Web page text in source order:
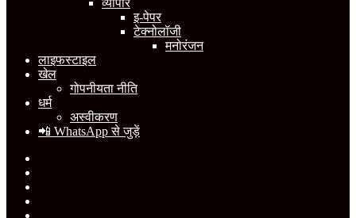
व्यापार
इ-पेपर
टेक्नोलॉजी
मनोरंजन
लाइफस्टाइल
खेल
गोपनीयता नीति
धर्म
अस्वीकरण
📲 WhatsApp से जुड़ें